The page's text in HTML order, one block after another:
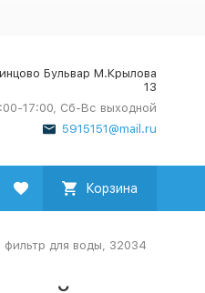
Бульвар М.Крылова
13
17:00, Сб-Вс выходной
5915151@mail.ru
Корзина
для воды, 32034